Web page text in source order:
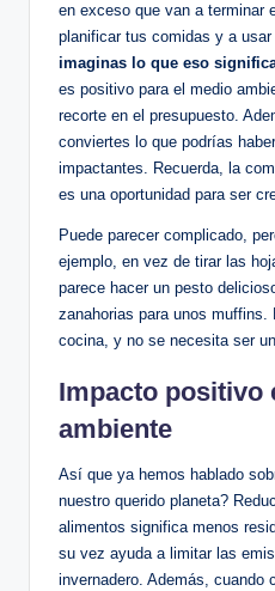
en exceso que van a terminar
planificar tus comidas y a
imaginas lo que eso
es positivo para el medio
recorte en el presupuesto.
conviertes lo que podrías
impactantes. Recuerda, la
es una oportunidad para ser
Puede parecer complicado,
ejemplo, en vez de tirar las
parece hacer un pesto
zanahorias para unos
cocina, y no se necesita ser
Impacto positivo
ambiente
Así que ya hemos hablado
nuestro querido planeta?
alimentos significa menos
su vez ayuda a limitar las
invernadero. Además, cuando